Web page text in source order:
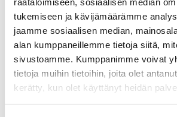
tukemiseen ja kävijämäärämme
jaamme sosiaalisen median,
alan kumppaneillemme tietoja siitä,
sivustoamme. Kumppanimme voivat
tietoja muihin tietoihin, joita olet
kerätty, kun olet käyttänyt heidän
se tulee saada toimimaan, sillä alan
toimintaongelmat hidastavat
käyttöönottoa ja käyttöä.
Siitä huolimatta, että
pääsääntöinen lähtökohta, on tavoite
luottamusverkostoon kuuluvien